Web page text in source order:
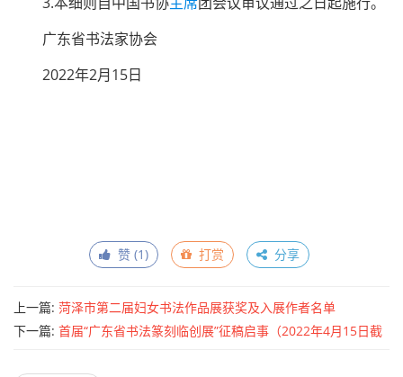
广东省书法家协会
2022年2月15日
赞 (1) 打赏 分享
上一篇: 菏泽市第二届妇女书法作品展获奖及入展作者名单
下一篇: 首届“广东省书法篆刻临创展”征稿启事（2022年4月15日截